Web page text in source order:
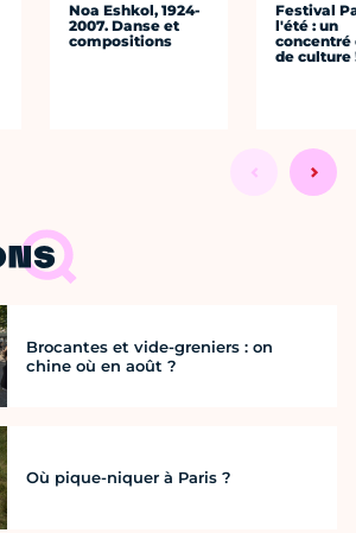
Noa Eshkol, 1924-
2007. Danse et
compositions
Festival
l'été : un
concentré
de culture
Brocantes et vide-greniers : on
chine où en août ?
Où pique-niquer à Paris ?